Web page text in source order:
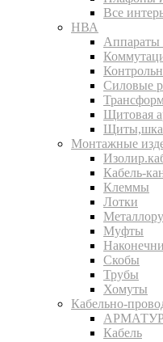
Все
НВА
Аппараты
Силовые
Щитовая
Монтажные
Кабель-
Клеммы
Лотки
Муфты
Скобы
Трубы
Хомуты
Кабельно-
Кабель